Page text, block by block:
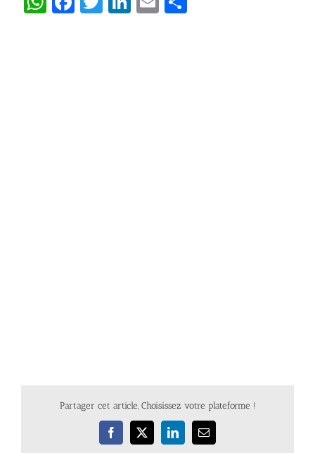
Partager cet article, Choisissez votre plateforme !
Facebook
X LinkedInEmail